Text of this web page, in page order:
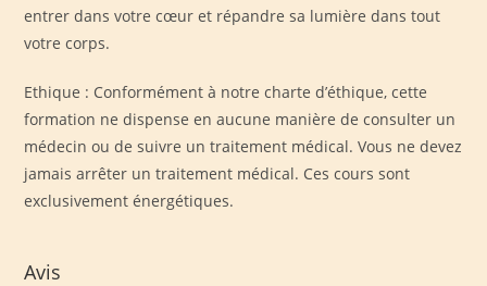
entrer dans votre cœur et répandre sa lumière dans tout
votre corps.
Ethique : Conformément à notre charte d’éthique, cette
formation ne dispense en aucune manière de consulter un
médecin ou de suivre un traitement médical. Vous ne devez
jamais arrêter un traitement médical. Ces cours sont
exclusivement énergétiques.
Avis